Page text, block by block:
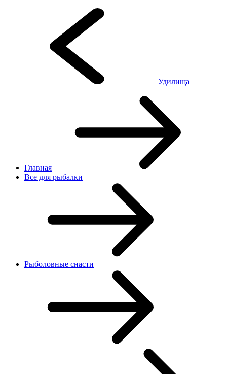
Удилища
Главная
Все для рыбалки
Рыболовные снасти